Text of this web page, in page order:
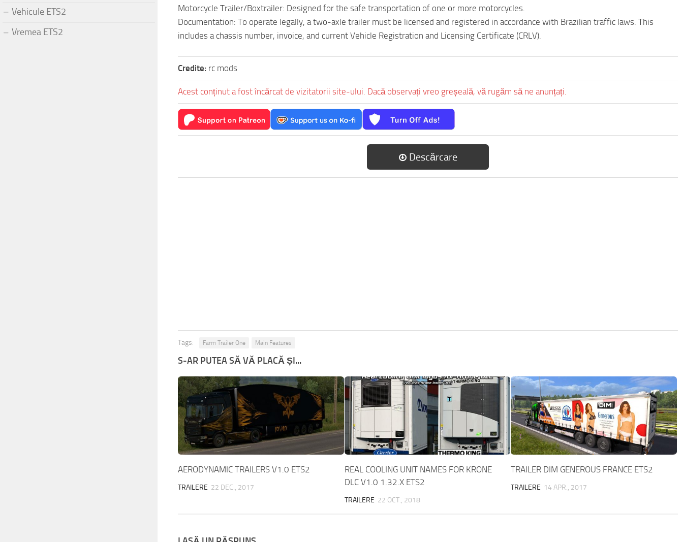
Motorcycle Trailer/Boxtrailer: Designed for the safe transportation of one or more motorcycles.
Documentation: To operate legally, a two-axle trailer must be licensed and registered in accordance with Brazilian traffic laws. This
includes a chassis number, invoice, and current Vehicle Registration and Licensing Certificate (CRLV).
Credite: rc mods
Acest conținut a fost încărcat de vizitatorii site-ului. Dacă observați vreo greșeală, vă rugăm să ne anunțați.
Descărcare
Tags: Farm Trailer One Main Features
S-AR PUTEA SĂ VĂ PLACĂ ȘI...
AERODYNAMIC TRAILERS V1.0 ETS2
TRAILERE 22 DEC., 2017
REAL COOLING UNIT NAMES FOR KRONE
DLC V1.0 1.32.X ETS2
TRAILERE 22 OCT., 2018
TRAILER DIM GENEROUS FRANCE ETS2
TRAILERE 14 APR., 2017
Vehicule ETS2
Vremea ETS2